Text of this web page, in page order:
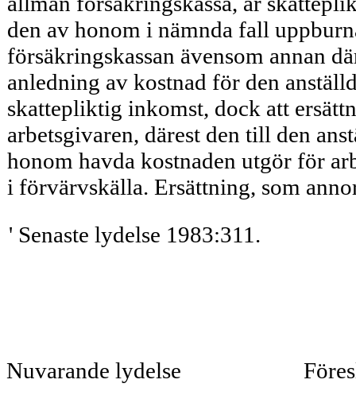
den av honom i nämnda fall
försäkringskassan ävensom annan
anledning av kostnad för den
skattepliktig inkomst, dock att
arbetsgivaren, därest den till den
honom havda kostnaden utgör för
i förvärvskälla. Ersättning, som
' Senaste lydelse 1983:311.
Nuvarande lydelse